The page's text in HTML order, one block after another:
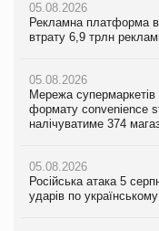
05.08.2026
Рекламна платформа
втрату 6,9 трлн
05.08.2026
Мережа
формату convenience
налічуватиме 374
05.08.2026
Російська атака 5
ударів по
05.08.2026
Російська атака 5
05.08.2026
Смачне поповнення
новинки від ТМ
05.08.2026
Сергій Лісунов про
PrivateLabel&FMCG
05.08.2026
Рекламна платформа
втрату 6,9 трлн
05.08.2026
Adidas витратила
продуктів